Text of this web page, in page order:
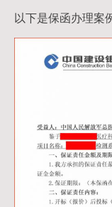
以下是保函办理案